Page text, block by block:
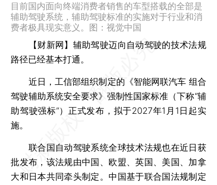
目前国内面向终端消费者销售的车型搭载的全部是
辅助驾驶系统，辅助驾驶标准的实施对于行业和消
费者极具现实意义。图：视觉中国
【财新网】 辅助驾驶迈向自动驾驶的技术法规
路径已经基本打通。
近日，工信部组织制定的《智能网联汽车 组合
驾驶辅助系统安全要求》强制性国家标准（下称“辅
助驾驶强标”）正式发布，拟于2027年1月1日起实
施。
联合国自动驾驶系统全球技术法规也在近日获
批发布，该法规由中国、欧盟、英国、美国、加拿
大和日本共同牵头制定。中国基于联合国法规制定